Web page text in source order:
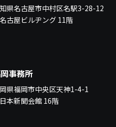
県名古屋市中村区名駅3-28-12
古屋ビルヂング 11階
事務所
県福岡市中央区天神1-4-1
本新聞会館 16階